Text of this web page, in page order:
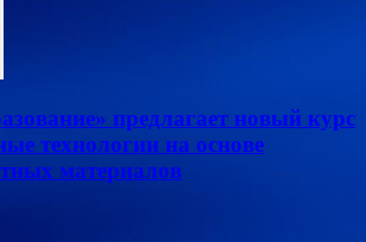
предлагает новый курс
технологии на основе
материалов